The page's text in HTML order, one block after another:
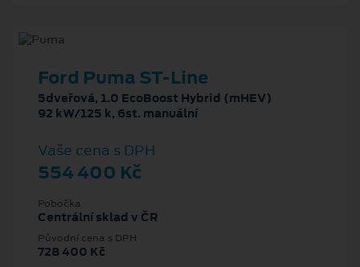
Ford Puma ST-Line
5dveřová, 1.0 EcoBoost Hybrid (mHEV)
92 kW/125 k, 6st. manuální
Vaše cena s DPH
554 400 Kč
Pobočka
Centrální sklad v ČR
Původní cena s DPH
728 400 Kč